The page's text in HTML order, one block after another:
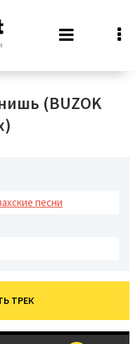
(BUZOK
песни
ТРЕК